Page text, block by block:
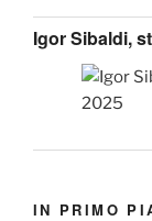
Igor Sibaldi,
IN PRIMO